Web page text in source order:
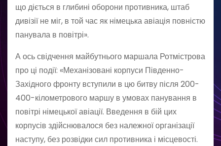
що діється в глибині оборони противника, штаб
дивізії не міг, в той час як німецька авіація повністю
панувала в повітрі».
А ось свідчення майбутнього маршала Ротмістрова
про ці події: «Механізовані корпуси Південно-
Західного фронту вступили в цю битву після 200-
400-кілометрового маршу в умовах панування в
повітрі німецької авіації. Введення в бій цих
корпусів здійснювалося без належної організації
наступу, без розвідки сил противника і місцевості.